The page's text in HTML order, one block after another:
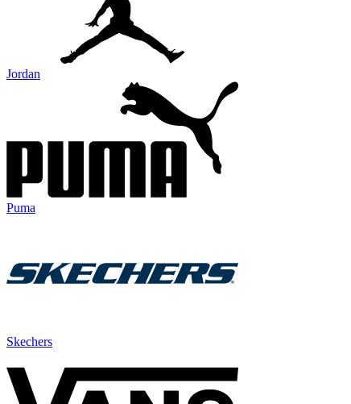
Jordan
Puma
Skechers